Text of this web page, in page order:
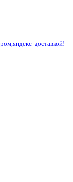
яндекс доставкой!